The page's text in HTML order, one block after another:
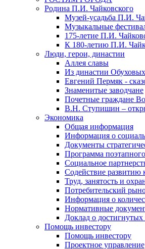
Родина П.И. Чайковского
Музей-усадьба П.И.
Музыкальные
175-летие П.И.
К 180-летию П.И.
Люди, герои, династии
Аллея славы
Из династии Обуховых
Евгений Пермяк -
Знаменитые заводчане
Почетные граждане
В.Н. Ступишин –
Экономика
Общая информация
Информация о
Документы
Программа
Социальное
Содействие развитию
Труд, занятость и
Потребительский
Информация о
Нормативные
Доклад о достигнутых
Помощь инвестору
Помощь инвестору
Проектное управление